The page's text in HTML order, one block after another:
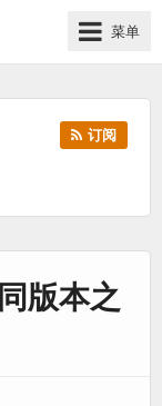
菜单
订阅
版本之